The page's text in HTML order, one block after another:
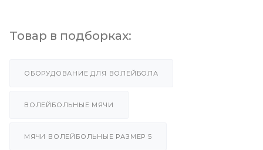
Товар в подборках:
ОБОРУДОВАНИЕ ДЛЯ ВОЛЕЙБОЛА
ВОЛЕЙБОЛЬНЫЕ МЯЧИ
МЯЧИ ВОЛЕЙБОЛЬНЫЕ РАЗМЕР 5